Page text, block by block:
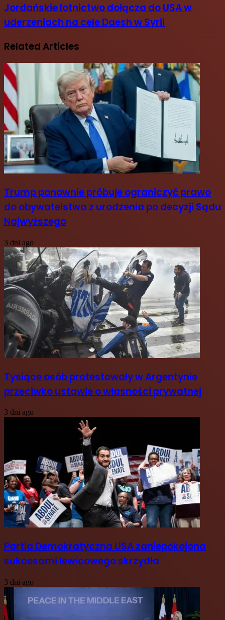
Jordańskie lotnictwo dołącza do USA w
uderzeniach na cele Daesh w Syrii
Related Articles
Trump ponownie próbuje ograniczyć prawo
do obywatelstwa z urodzenia po decyzji Sądu
Najwyższego
3 dni ago
Tysiące osób protestowały w Argentynie
przeciwko ustawie o własności prywatnej
3 dni ago
Partia Demokratyczna USA zaniepokojona
sukcesami lewicowego skrzydła
3 dni ago